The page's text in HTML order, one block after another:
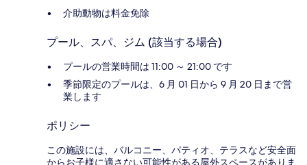
介助動物は料金免除
プール、スパ、ジム (該当する場合)
プールの営業時間は 11:00 ～ 21:00 です
季節限定のプールは、6 月 01 日から 9 月 20 日まで営
業します
ポリシー
この施設には、バルコニー、パティオ、テラスなど安全面
からお子様に適さない可能性がある屋外スペースがありま